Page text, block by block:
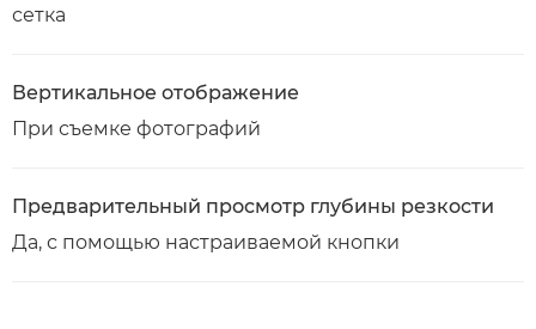
сетка
Вертикальное отображение
При съемке фотографий
Предварительный просмотр глубины резкости
Да, с помощью настраиваемой кнопки